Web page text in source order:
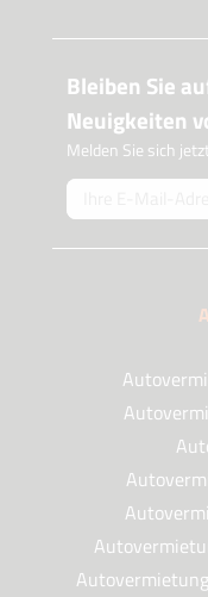
Bleiben Sie
Neuigkeiten
Melden Sie sich